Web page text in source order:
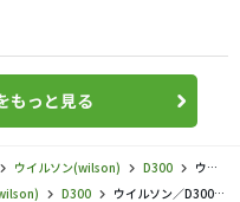
もっと見る
ウイルソン(wilson) D300
ウイルソン／D300／ウイルソンスタッフ D300 ドライバーの口コミ評価
D300 ウイルソン／D300／ウイルソンスタッフ D300 ドライバーの口コミ評価